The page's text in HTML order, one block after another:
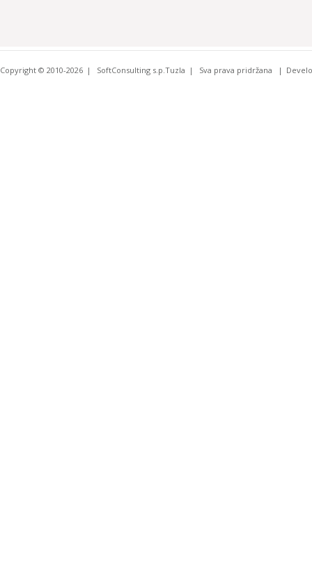
Copyright © 2010-2026 SoftConsulting s.p.Tuzla Sva prava pridržana